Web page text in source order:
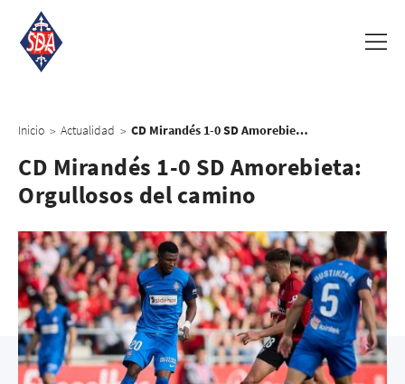
Inicio > Actualidad > CD Mirandés 1-0 SD Amorebieta: Orgullosos del camino
CD Mirandés 1-0 SD Amorebieta:
Orgullosos del camino